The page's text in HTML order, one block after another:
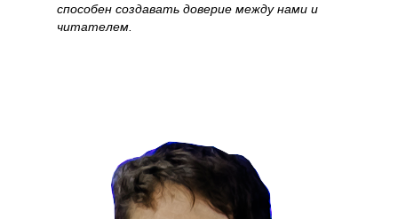
способен создавать доверие между нами и
читателем.